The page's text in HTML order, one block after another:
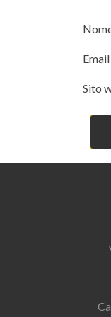
Email
Sito